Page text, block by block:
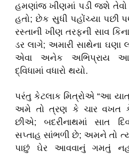
હમણાંજ ખીણમાં પડી જશે તેવો
હતો; છેક સુધી પહોંચ્યા પછી
રસ્તાની ખીણ તરફની સાવ
ડર લાગે; અમારી સાથેના ઘણા
એવા અનેક અભિપ્રાય
દ્વિધામાં વધારો થયો.
પરંતુ કેટલાક મિત્રોએ “આ
અમે તો ત્રણ કે ચાર વખત
છીએ; બદરીનાથમાં સાત
સપ્તાહ સાંભળી છે; અમને તો
પાછું ઘેર આવવાનું ગમતું